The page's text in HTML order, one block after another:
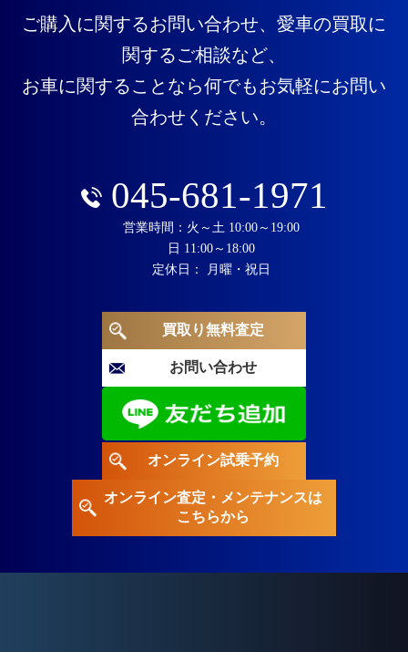
ご購入に関するお問い合わせ、愛車の買取に
関するご相談など、
お車に関することなら何でもお気軽にお問い
合わせください。
045-681-1971
営業時間：火～土 10:00～19:00
日 11:00～18:00
定休日： 月曜・祝日
買取り無料査定
お問い合わせ
オンライン試乗予約
オンライン査定・メンテナンスは
こちらから